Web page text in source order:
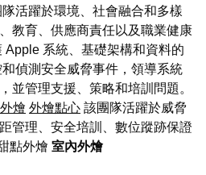
活躍於環境、社會融合和多樣
教育、供應商責任以及職業健康
Apple 系統、基礎架構和資料的
偵測安全威脅事件，領導系統
並管理支援、策略和培訓問題。
燴 外燴點心 該團隊活躍於威脅
管理、安全培訓、數位蹤跡保證
點外燴 室內外燴